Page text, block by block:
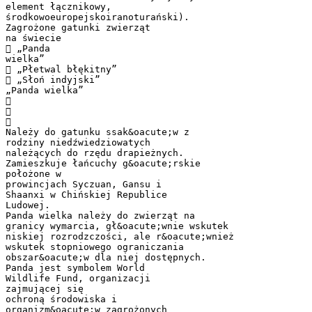
element łącznikowy,
środkowoeuropejskoiranoturański).
Zagrożone gatunki zwierząt
na świecie
 „Panda
wielka”
 „Płetwal błękitny”
 „Słoń indyjski”
„Panda wielka”



Należy do gatunku ssak&oacute;w z
rodziny niedźwiedziowatych
należących do rzędu drapieżnych.
Zamieszkuje łańcuchy g&oacute;rskie
położone w
prowincjach Syczuan, Gansu i
Shaanxi w Chińskiej Republice
Ludowej.
Panda wielka należy do zwierząt na
granicy wymarcia, gł&oacute;wnie wskutek
niskiej rozrodzczości, ale r&oacute;wnież
wskutek stopniowego ograniczania
obszar&oacute;w dla niej dostępnych.
Panda jest symbolem World
Wildlife Fund, organizacji
zajmującej się
ochroną środowiska i
organizm&oacute;w zagrożonych